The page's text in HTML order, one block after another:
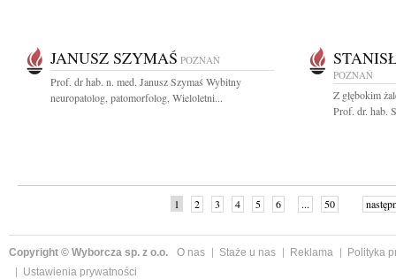
JANUSZ SZYMAŚ POZNAŃ
Prof. dr hab. n. med. Janusz Szymaś Wybitny
neuropatolog, patomorfolog, Wieloletni...
POZNAŃ
Z głębokim
Prof. dr. hab.
1 2 3 4 5 6 ... 50
Copyright © Wyborcza sp. z o.o. O nas Staże u nas Reklama
Polityka
Ustawienia prywatności